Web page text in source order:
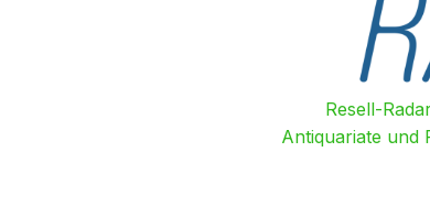
Resell-
Antiquariate und